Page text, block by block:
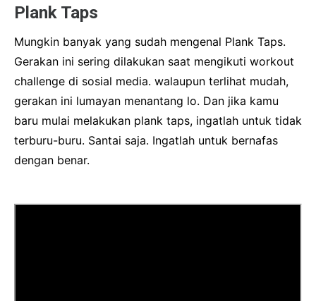
Plank Taps
Mungkin banyak yang sudah mengenal Plank Taps.
Gerakan ini sering dilakukan saat mengikuti workout
challenge di sosial media. walaupun terlihat mudah,
gerakan ini lumayan menantang lo. Dan jika kamu
baru mulai melakukan plank taps, ingatlah untuk tidak
terburu-buru. Santai saja. Ingatlah untuk bernafas
dengan benar.